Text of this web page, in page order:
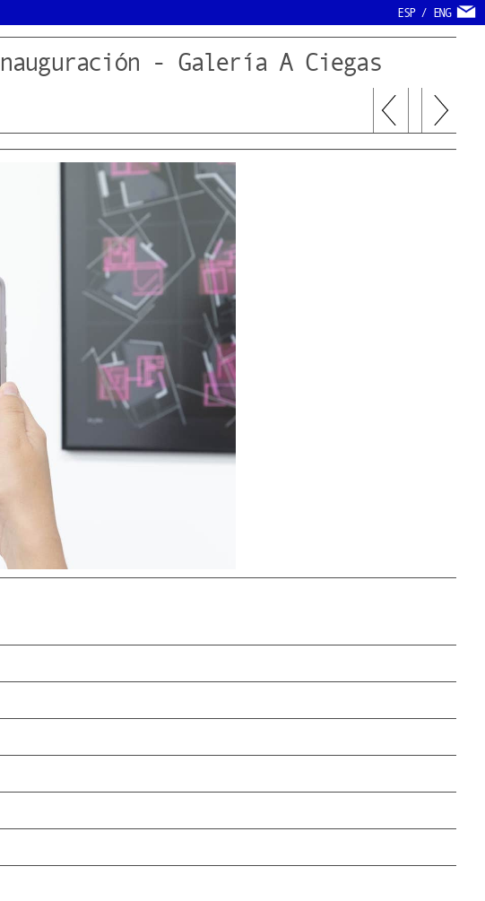
ESP/ ENG
- Galería A Ciegas